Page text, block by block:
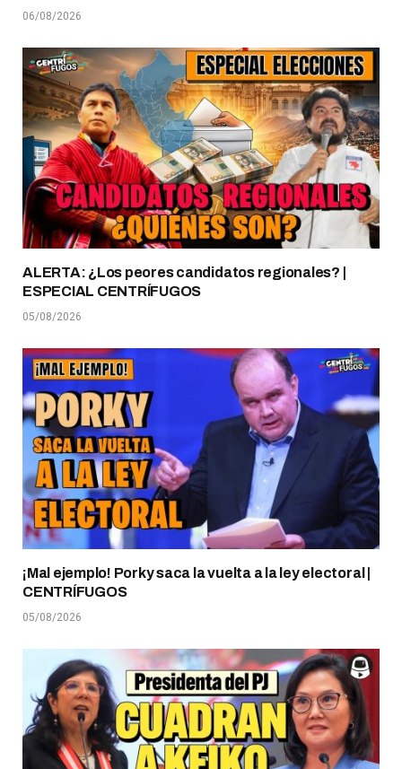
06/08/2026
ALERTA: ¿Los peores candidatos regionales? |
ESPECIAL CENTRÍFUGOS
05/08/2026
¡Mal ejemplo! Porky saca la vuelta a la ley electoral |
CENTRÍFUGOS
05/08/2026